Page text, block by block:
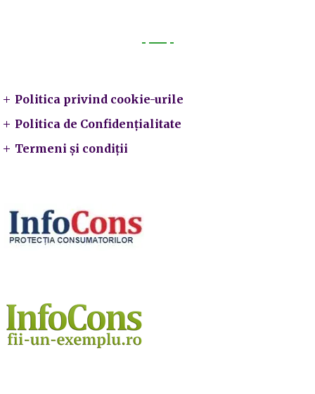
Politica privind cookie-urile
Politica de Confidențialitate
Termeni și condiții